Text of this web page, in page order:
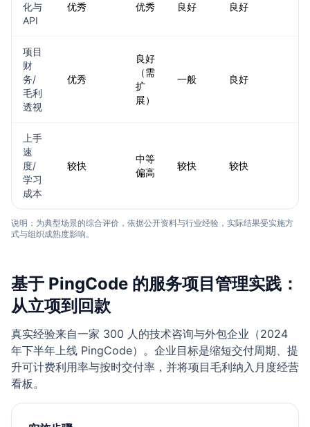
化与
API
优秀 优秀 良好 良好
项目
财
务/
毛利
透视
优秀
良好
（需
扩
展）
一般 良好
上手
速
度/
学习
成本
较快
中等
偏高
较快 较快
说明：为典型场景的综合评价，依据公开资料与行业经验，实际结果受实施方
式与组织成熟度影响。
基于 PingCode 的服务项目管理实践：
从立项到回款
真实经验来自一家 300 人的技术咨询与外包企业（2024
年下半年上线 PingCode）。企业目标是缩短交付周期、提
升可计费利用率与按时交付率，并将项目毛利纳入月度经营
看板。